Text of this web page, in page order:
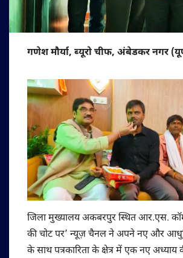
गणेश मौर्या, ब्यूरो चीफ, अंबेडकर नगर
जिला मुख्यालय अकबरपुर स्थित आर.एस.
की चोट पर’ न्यूज़ चैनल ने अपने नए और
के साथ पत्रकारिता के क्षेत्र में एक नए